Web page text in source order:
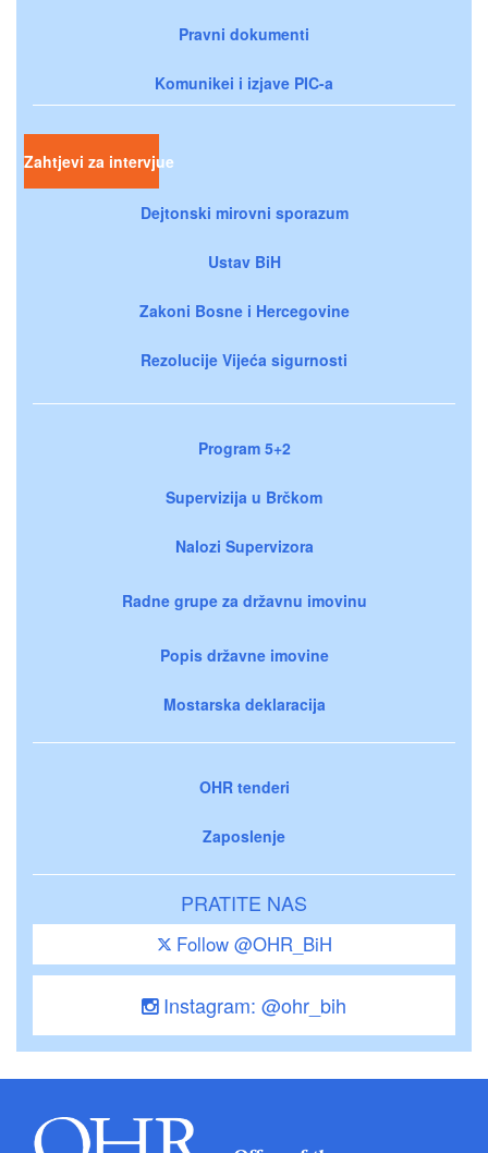
Pravni dokumenti
Komunikei i izjave PIC-a
Zahtjevi za intervjue
Dejtonski mirovni sporazum
Ustav BiH
Zakoni Bosne i Hercegovine
Rezolucije Vijeća sigurnosti
Program 5+2
Supervizija u Brčkom
Nalozi Supervizora
Radne grupe za državnu imovinu
Popis državne imovine
Mostarska deklaracija
OHR tenderi
Zaposlenje
PRATITE NAS
Follow @OHR_BiH
Instagram: @ohr_bih